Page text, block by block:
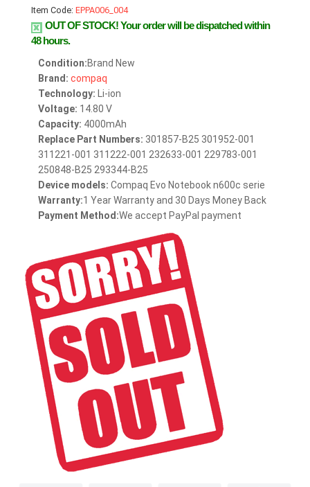
Item Code: EPPA006_004
OUT OF STOCK!Your order will be dispatched within
48 hours.
Condition:Brand New
Brand: compaq
Technology: Li-ion
Voltage: 14.80 V
Capacity: 4000mAh
Replace Part Numbers: 301857-B25 301952-001
311221-001 311222-001 232633-001 229783-001
250848-B25 293344-B25
Device models: Compaq Evo Notebook n600c serie
Warranty:1 Year Warranty and 30 Days Money Back
Payment Method:We accept PayPal payment